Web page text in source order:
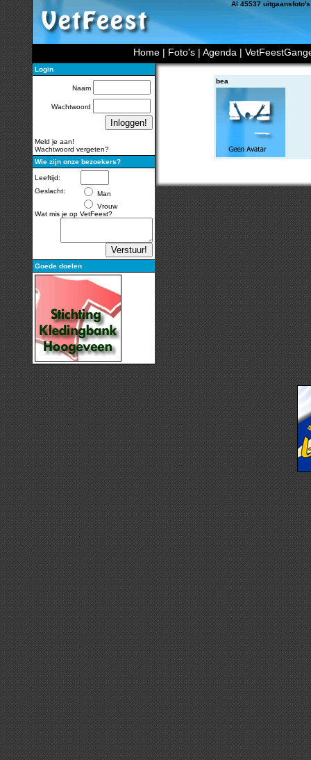
Al 45537
Home | Foto's | Agenda |
Login
Naam
Wachtwoord
Meld je aan!
Wachtwoord vergeten?
Wie zijn onze bezoekers?
Leeftijd:
Geslacht:
Man
Vrouw
Wat mis je op VetFeest?
Goede doelen
bea